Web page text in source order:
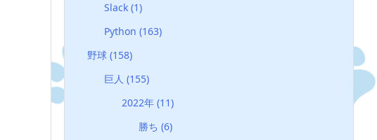
Slack(1)
Python(163)
野球 (158)
巨人(155)
2022年 (11)
勝ち(6)